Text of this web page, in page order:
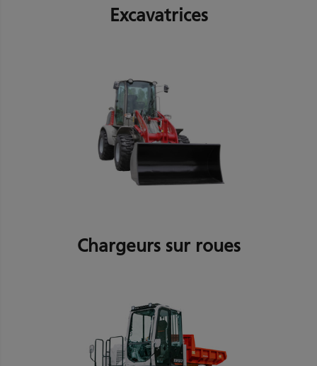
Excavatrices
Chargeurs sur roues